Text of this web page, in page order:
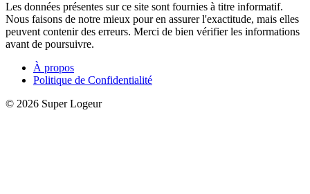
Les données présentes sur ce site sont fournies à titre informatif.
Nous faisons de notre mieux pour en assurer l'exactitude, mais elles
peuvent contenir des erreurs. Merci de bien vérifier les informations
avant de poursuivre.
À propos
Politique de Confidentialité
© 2026 Super Logeur